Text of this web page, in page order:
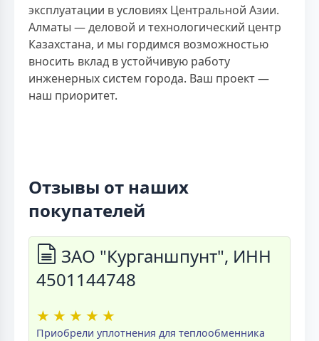
эксплуатации в условиях Центральной Азии.
Алматы — деловой и технологический центр
Казахстана, и мы гордимся возможностью
вносить вклад в устойчивую работу
инженерных систем города. Ваш проект —
наш приоритет.
Отзывы от наших
покупателей
ЗАО "Курганшпунт", ИНН
4501144748
★ ★ ★ ★ ★
Приобрели уплотнения для теплообменника